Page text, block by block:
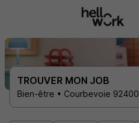
TROUVER MON JOB
Bien-être • Courbevoie 92400